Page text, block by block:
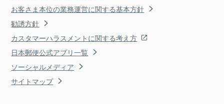
お客さま本位の業務運営に関する基本方針
勧誘方針
カスタマーハラスメントに関する考え方
日本郵便公式アプリ一覧
ソーシャルメディア
サイトマップ